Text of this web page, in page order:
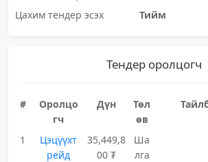
Цахим тендер эсэх
Тийм
Тендер оролцогч
#
Оролцо
гч
Дүн
Төл
өв
1
Цэцүүхт
рейд
35,449,8
00 ₮
Ша
лга